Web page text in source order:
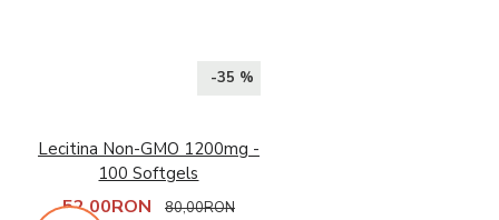
-35 %
Lecitina Non-GMO 1200mg -
100 Softgels
52,00RON 80,00RON